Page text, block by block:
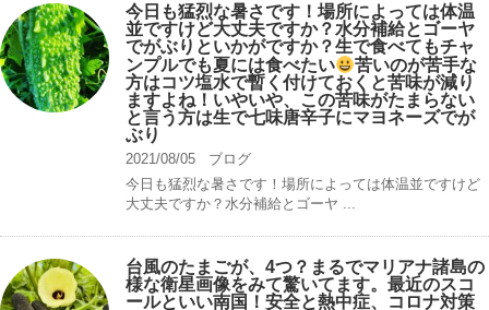
今日も猛烈な暑さです！場所によっては体温
並ですけど大丈夫ですか？水分補給とゴーヤ
でがぶりといかがですか？生で食べてもチャ
ンプルでも夏には食べたい
苦いのが苦手な
方はコツ塩水で暫く付けておくと苦味が減り
ますよね！いやいや、この苦味がたまらない
と言う方は生で七味唐辛子にマヨネーズでが
ぶり
2021/08/05
ブログ
今日も猛烈な暑さです！場所によっては体温並ですけど
大丈夫ですか？水分補給とゴーヤ ...
台風のたまごが、4つ？まるでマリアナ諸島の
様な衛星画像をみて驚いてます。最近のスコ
ールといい南国！安全と熱中症、コロナ対策